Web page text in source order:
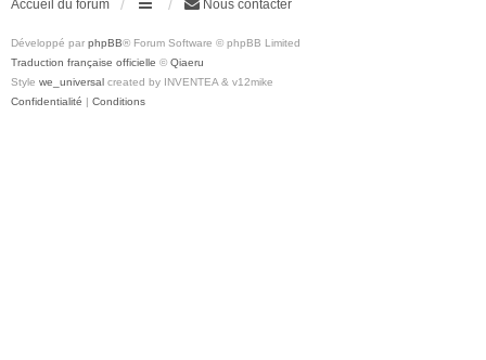
Accueil du forum Nous contacter
Développé par phpBB® Forum Software © phpBB Limited
Traduction française officielle © Qiaeru
Style we_universal created by INVENTEA & v12mike
Confidentialité | Conditions